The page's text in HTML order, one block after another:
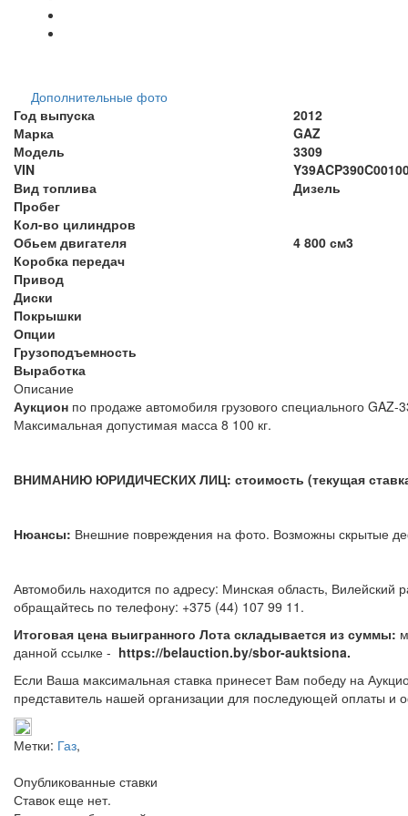
Дополнительные фото
Год выпуска
2012
Марка
GAZ
Модель
3309
VIN
Вид топлива
Дизель
Пробег
Кол-во цилиндров
Обьем двигателя
4 800 см3
Коробка передач
Привод
Диски
Покрышки
Опции
Грузоподъемность
Выработка
Описание
Аукцион по продаже автомобиля грузового специального
Максимальная допустимая масса 8 100 кг.
ВНИМАНИЮ ЮРИДИЧЕСКИХ ЛИЦ: стоимость (текущая
Нюансы: Внешние повреждения на фото. Возможны скрытые
Автомобиль находится по адресу: Минская область,
обращайтесь по телефону: +375 (44)
Итоговая цена выигранного Лота складывается из суммы:
данной ссылке - https://belauction.by/sbor-auktsiona.
Если Ваша максимальная ставка принесет Вам победу на
представитель нашей организации для последующей оплаты и
Метки: Газ,
Опубликованные ставки
Ставок еще нет.